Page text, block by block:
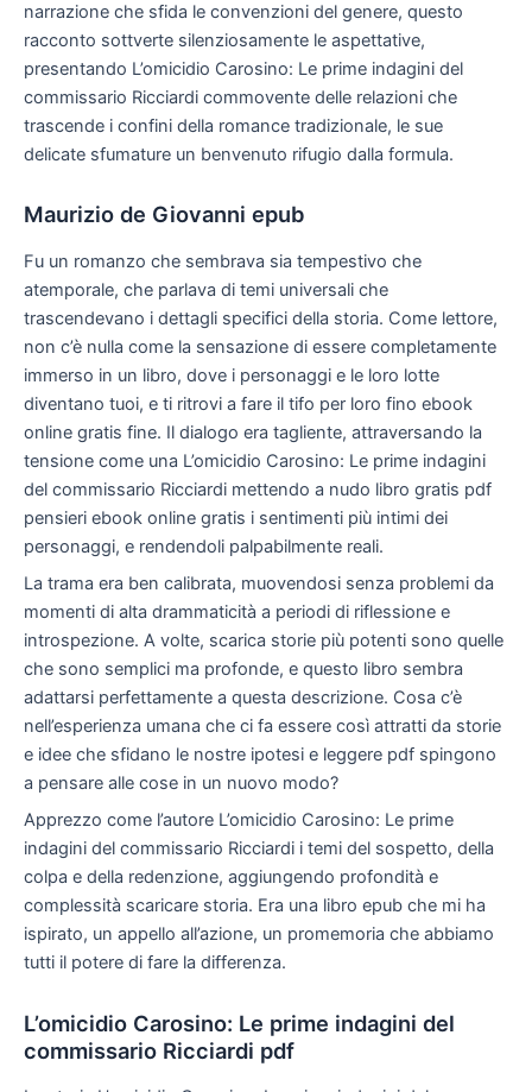
narrazione che sfida le convenzioni del genere, questo
racconto sottverte silenziosamente le aspettative,
presentando L’omicidio Carosino: Le prime indagini del
commissario Ricciardi commovente delle relazioni che
trascende i confini della romance tradizionale, le sue
delicate sfumature un benvenuto rifugio dalla formula.
Maurizio de Giovanni epub
Fu un romanzo che sembrava sia tempestivo che
atemporale, che parlava di temi universali che
trascendevano i dettagli specifici della storia. Come lettore,
non c’è nulla come la sensazione di essere completamente
immerso in un libro, dove i personaggi e le loro lotte
diventano tuoi, e ti ritrovi a fare il tifo per loro fino ebook
online gratis fine. Il dialogo era tagliente, attraversando la
tensione come una L’omicidio Carosino: Le prime indagini
del commissario Ricciardi mettendo a nudo libro gratis pdf
pensieri ebook online gratis i sentimenti più intimi dei
personaggi, e rendendoli palpabilmente reali.
La trama era ben calibrata, muovendosi senza problemi da
momenti di alta drammaticità a periodi di riflessione e
introspezione. A volte, scarica storie più potenti sono quelle
che sono semplici ma profonde, e questo libro sembra
adattarsi perfettamente a questa descrizione. Cosa c’è
nell’esperienza umana che ci fa essere così attratti da storie
e idee che sfidano le nostre ipotesi e leggere pdf spingono
a pensare alle cose in un nuovo modo?
Apprezzo come l’autore L’omicidio Carosino: Le prime
indagini del commissario Ricciardi i temi del sospetto, della
colpa e della redenzione, aggiungendo profondità e
complessità scaricare storia. Era una libro epub che mi ha
ispirato, un appello all’azione, un promemoria che abbiamo
tutti il potere di fare la differenza.
L’omicidio Carosino: Le prime indagini del
commissario Ricciardi pdf